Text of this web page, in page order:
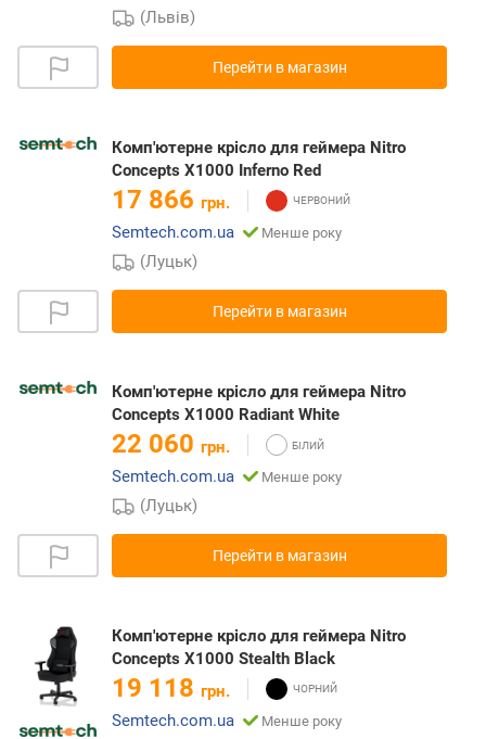
(Львів)
Перейти в магазин
Комп'ютерне крісло для геймера Nitro
Concepts X1000 Inferno Red
17 866 грн.
Semtech.com.ua
Менше року
(Луцьк)
Перейти в магазин
Комп'ютерне крісло для геймера Nitro
Concepts X1000 Radiant White
22 060 грн.
Semtech.com.ua
Менше року
(Луцьк)
Перейти в магазин
Комп'ютерне крісло для геймера Nitro
Concepts X1000 Stealth Black
19 118 грн.
Semtech.com.ua
Менше року